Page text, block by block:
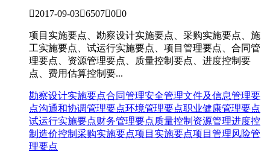
2017-09-03650700
项目实施要点、勘察设计实施要点、采购实施要点、施
工实施要点、试运行实施要点、项目管理要点、合同管
理要点、资源管理要点、质量控制要点、进度控制要
点、费用估算控制要...
勘察设计实施要点合同管理安全管理文件及信息管理要
点沟通和协调管理要点环境管理要点职业健康管理要点
试运行实施要点财务管理要点质量控制 资源管理进度控
制 造价控制 采购实施要点项目实施要点项目管理风险管
理要点